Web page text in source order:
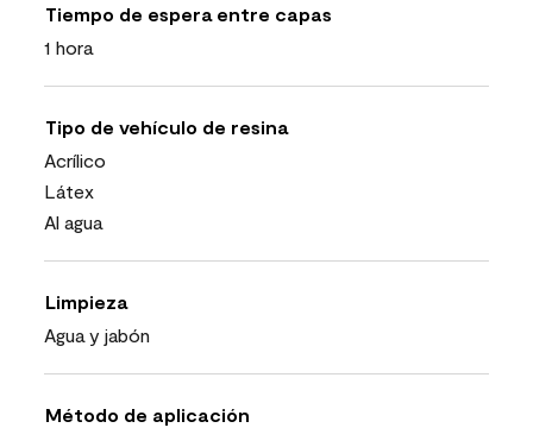
Tiempo de espera entre capas
1 hora
Tipo de vehículo de resina
Acrílico
Látex
Al agua
Limpieza
Agua y jabón
Método de aplicación